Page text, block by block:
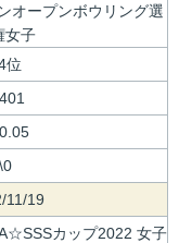
オープンボウリング選
女子
位
\0
11/19
カップ2022 女子